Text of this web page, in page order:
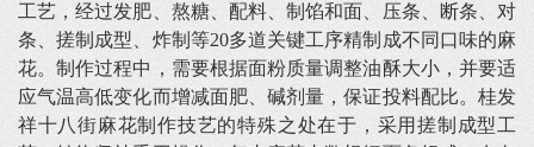
工艺，经过发肥、熬糖、配料、制馅和面、压条、断条、对
条、搓制成型、炸制等20多道关键工序精制成不同口味的麻
花。制作过程中，需要根据面粉质量调整油酥大小，并要适
应气温高低变化而增减面肥、碱剂量，保证投料配比。桂发
祥十八街麻花制作技艺的特殊之处在于，采用搓制成型工